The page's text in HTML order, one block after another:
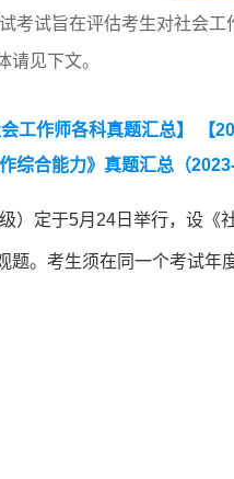
考试旨在评估考生对社会
见下文。
工作师各科真题汇总】
【
综合能力》真题汇总（
）定于5月24日举行，设《
题。考生须在同一个考试